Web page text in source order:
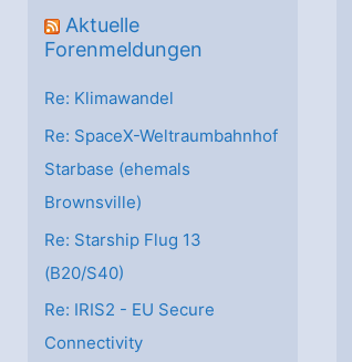
Aktuelle
Forenmeldungen
Re: Klimawandel
Re: SpaceX-Weltraumbahnhof
Starbase (ehemals
Brownsville)
Re: Starship Flug 13
(B20/S40)
Re: IRIS2 - EU Secure
Connectivity